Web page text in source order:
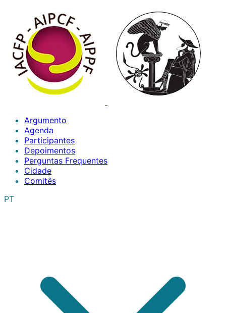
Argumento
Agenda
Participantes
Depoimentos
Perguntas Frequentes
Cidade
Comitês
PT